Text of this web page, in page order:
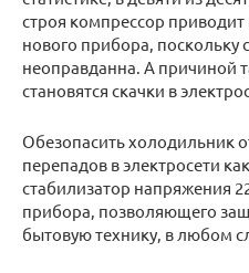
строя компрессор
нового прибора, поскольку
неоправданна. А причиной
становятся скачки в
Обезопасить холодильник
перепадов в электросети
стабилизатор напряжения
прибора, позволяющего
бытовую технику, в любом